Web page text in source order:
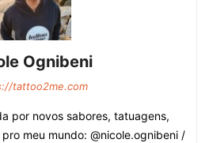
Ognibeni
tattoo2me.com
por novos sabores, tatuagens,
meu mundo: @nicole.ognibeni /